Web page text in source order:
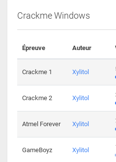
Crackme Windows
Épreuve Auteur
Crackme 1 Xylitol
Crackme 2 Xylitol
Atmel Forever Xylitol
GameBoyz Xylitol